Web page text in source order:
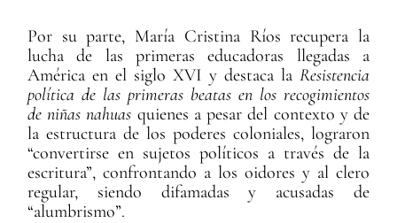
Por su parte, María Cristina Ríos recupera la
lucha de las primeras educadoras llegadas a
América en el siglo XVI y destaca la Resistencia
política de las primeras beatas en los recogimientos
de niñas nahuas quienes a pesar del contexto y de
la estructura de los poderes coloniales, lograron
“convertirse en sujetos políticos a través de la
escritura”, confrontando a los oidores y al clero
regular, siendo difamadas y acusadas de
“alumbrismo”.